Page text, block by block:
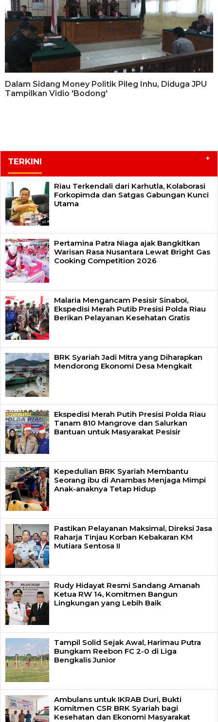
Dalam Sidang Money Politik Pileg Inhu, Diduga JPU
Tampilkan Vidio 'Bodong'
TERKINI +
Riau Terkendali dari Karhutla, Kolaborasi
Forkopimda dan Satgas Gabungan Kunci
Utama
Pertamina Patra Niaga ajak Bangkitkan
Warisan Rasa Nusantara Lewat Bright Gas
Cooking Competition 2026
Malaria Mengancam Pesisir Sinaboi,
Ekspedisi Merah Putib Presisi Polda Riau
Berikan Pelayanan Kesehatan Gratis
BRK Syariah Jadi Mitra yang Diharapkan
Mendorong Ekonomi Desa Mengkait
Ekspedisi Merah Putih Presisi Polda Riau
Tanam 810 Mangrove dan Salurkan
Bantuan untuk Masyarakat Pesisir
Kepedulian BRK Syariah Membantu
Seorang ibu di Anambas Menjaga Mimpi
Anak-anaknya Tetap Hidup
Pastikan Pelayanan Maksimal, Direksi Jasa
Raharja Tinjau Korban Kebakaran KM
Mutiara Sentosa II
Rudy Hidayat Resmi Sandang Amanah
Ketua RW 14, Komitmen Bangun
Lingkungan yang Lebih Baik
Tampil Solid Sejak Awal, Harimau Putra
Bungkam Reebon FC 2-0 di Liga
Bengkalis Junior
Ambulans untuk IKRAB Duri, Bukti
Komitmen CSR BRK Syariah bagi
Kesehatan dan Ekonomi Masyarakat